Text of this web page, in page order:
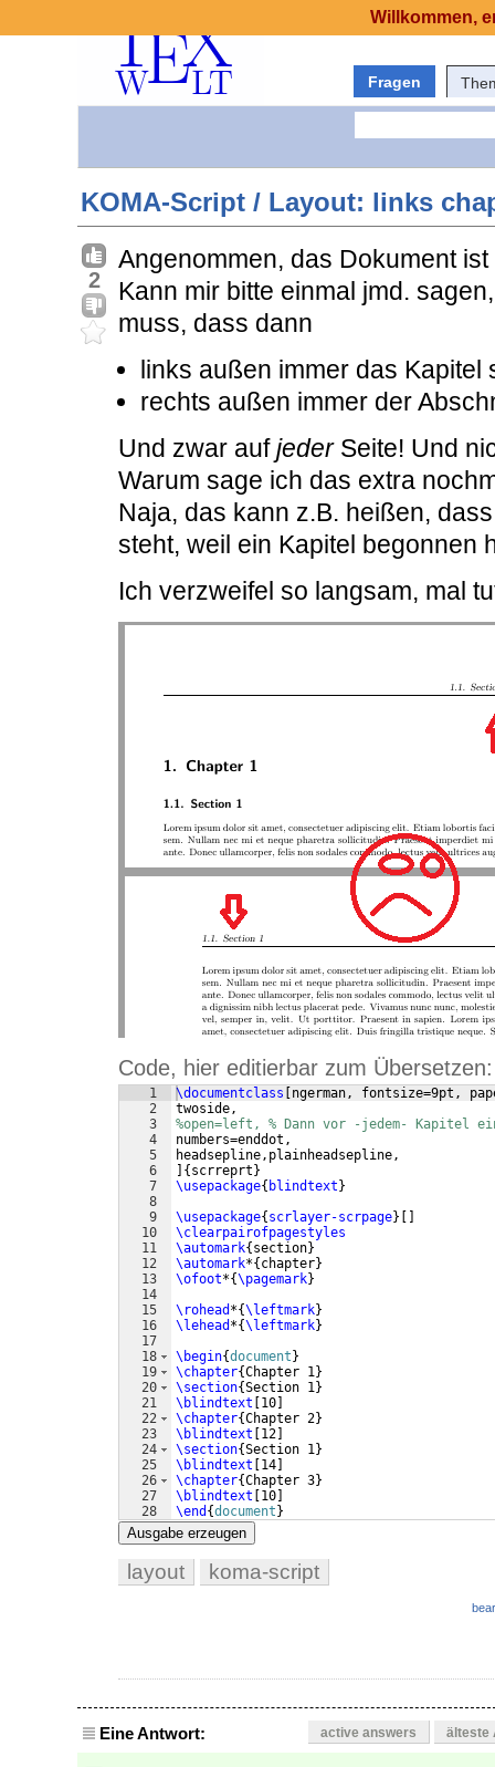
Fragen
KOMA-Script / Layout: links
2
Angenommen, das Dokument
Kann mir bitte einmal jmd.
muss, dass dann
links außen immer das Kapitel
rechts außen immer der
Und zwar aufjederSeite! Und
Warum sage ich das extra
Naja, das kann z.B. heißen,
steht, weil ein Kapitel begonnen
Ich verzweifel so langsam, mal
Code, hier editierbar zum Übersetzen:
1
2
3
4
5
6
7
8
9
10
11
12
13
14
15
16
17
18
19
20
21
22
23
24
25
26
27
28
\documentclass
ngerman, fontsize=9pt,
twoside,
%open=left, % Dann vor -jedem- Kapitel
numbers=enddot,
headsepline,plainheadsepline,
{ scrreprt }
\usepackage{ blindtext }
\usepackage{ scrlayer-scrpage}
\clearpairofpagestyles
\automark{ section}
\automark*{ chapter}
\ofoot*{\pagemark}
\rohead *{\leftmark}
\lehead *{\leftmark}
\begin{document }
\chapter{Chapter 1}
\section{Section 1}
\blindtext
10
\chapter{Chapter 2}
\blindtext
12
\section{Section 1}
\blindtext
14
\chapter{Chapter 3}
\blindtext
10
\end {document }
Ausgabe erzeugen
layout koma-script
Eine Antwort: active answers älteste
Willkommen,